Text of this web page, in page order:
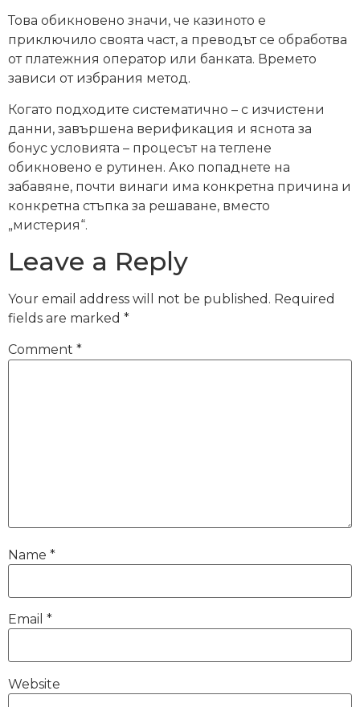
Това обикновено значи, че казиното е
приключило своята част, а преводът се обработва
от платежния оператор или банката. Времето
зависи от избрания метод.
Когато подходите систематично – с изчистени
данни, завършена верификация и яснота за
бонус условията – процесът на теглене
обикновено е рутинен. Ако попаднете на
забавяне, почти винаги има конкретна причина и
конкретна стъпка за решаване, вместо
„мистерия“.
Leave a Reply
Your email address will not be published. Required
fields are marked *
Comment *
Name *
Email *
Website